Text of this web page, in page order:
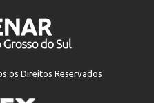
os Direitos Reservados